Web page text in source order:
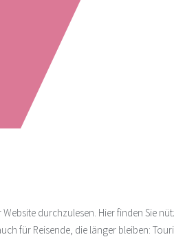
durchzulesen. Hier finden Sie
für Reisende, die länger bleiben: